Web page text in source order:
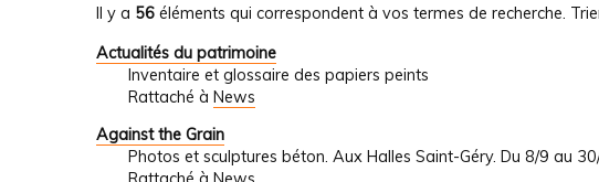
Il y a 56 éléments qui correspondent à vos termes de recherche.
Actualités du patrimoine
Inventaire et glossaire des papiers peints
Rattaché à News
Against the Grain
Photos et sculptures béton. Aux Halles Saint-Géry. Du 8/9 au